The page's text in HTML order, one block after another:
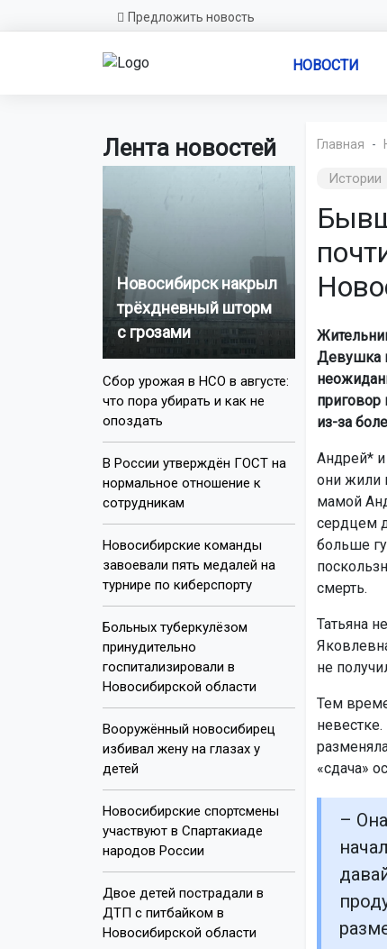
Предложить новость
НОВОСТИ
Лента новостей
Новосибирск накрыл
трёхдневный шторм
с грозами
Сбор урожая в НСО в августе:
что пора убирать и как не
опоздать
В России утверждён ГОСТ на
нормальное отношение к
сотрудникам
Новосибирские команды
завоевали пять медалей на
турнире по киберспорту
Больных туберкулёзом
принудительно
госпитализировали в
Новосибирской области
Вооружённый новосибирец
избивал жену на глазах у
детей
Новосибирские спортсмены
участвуют в Спартакиаде
народов России
Двое детей пострадали в
ДТП с питбайком в
Новосибирской области
Главная
Истории
Девушка
приговор
из-за
Андрей* и
они жили
мамой
сердцем
больше
смерть.
Татьяна
не
Тем
«сдача»
–